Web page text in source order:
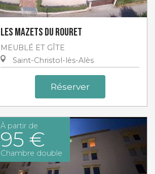
Les mazets du Rouret
MEUBLÉ ET GÎTE
Saint-Christol-lès-Alès
Réserver
À partir de
95 €
Chambre double